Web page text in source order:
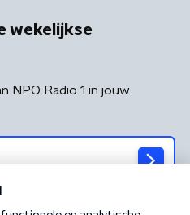
wekelijkse
NPO Radio 1 in jouw